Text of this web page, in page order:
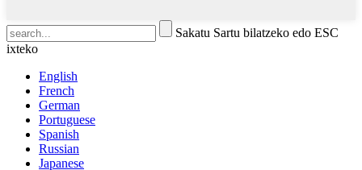
Sakatu Sartu bilatzeko edo ESC
ixteko
English
French
German
Portuguese
Spanish
Russian
Japanese